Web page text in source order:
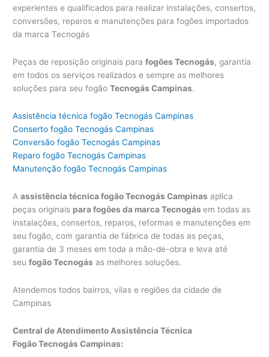
experientes e qualificados para realizar instalações, consertos,
conversões, reparos e manutenções para fogões importados
da marca Tecnogás
Peças de reposição originais parafogões Tecnogás, garantia
em todos os serviços realizados e sempre as melhores
soluções para seu fogãoTecnogás Campinas.
Assistência técnica fogão Tecnogás Campinas
Conserto fogão Tecnogás Campinas
Conversão fogão Tecnogás Campinas
Reparo fogão Tecnogás Campinas
Manutenção fogão Tecnogás Campinas
Aassistência técnica fogão Tecnogás Campinas aplica
peças originais para fogões da marca Tecnogásem todas as
instalações, consertos, reparos, reformas e manutenções em
seu fogão, com garantia de fábrica de todas as peças,
garantia de 3 meses em toda a mão-de-obra e leva até
seufogão Tecnogás as melhores soluções.
Atendemos todos bairros, vilas e regiões da cidade de
Campinas
Central de Atendimento Assistência Técnica
Fogão Tecnogás Campinas: